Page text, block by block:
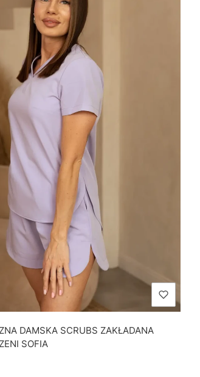
DAMSKA SCRUBS ZAKŁADANA
SOFIA